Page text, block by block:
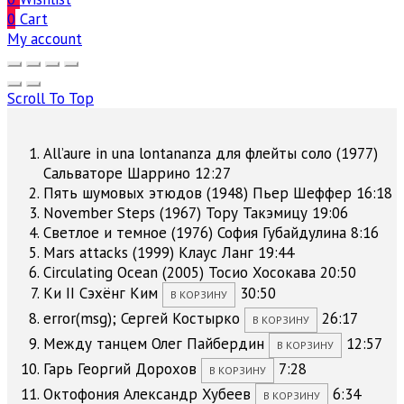
0 Cart
My account
Scroll To Top
All’aure in una lontananza для флейты соло (1977)
Сальваторе Шаррино 12:27
Пять шумовых этюдов (1948) Пьер Шеффер 16:18
November Steps (1967) Тору Такэмицу 19:06
Светлое и темное (1976) София Губайдулина 8:16
Mars attacks (1999) Клаус Ланг 19:44
Circulating Ocean (2005) Тосио Хосокава 20:50
Ки II Сэхёнг Ким В КОРЗИНУ
30:50
error(msg); Сергей Костырко В КОРЗИНУ
26:17
Между танцем Олег Пайбердин В КОРЗИНУ
12:57
Гарь Георгий Дорохов В КОРЗИНУ
7:28
Октофония Александр Хубеев В КОРЗИНУ 6:34